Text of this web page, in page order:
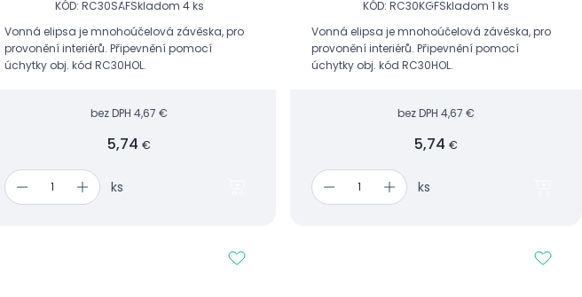
KÓD: RC30SAFSkladom 4 ks
Vonná elipsa je mnohoúčelová závěska, pro
provonění interiérů. Připevnění pomocí
úchytky obj. kód RC30HOL.
bez DPH 4,67 €
5,74€
ks
KÓD: RC30KGFSkladom 1 ks
Vonná elipsa je mnohoúčelová závěska, pro
provonění interiérů. Připevnění pomocí
úchytky obj. kód RC30HOL.
bez DPH 4,67 €
5,74 €
ks